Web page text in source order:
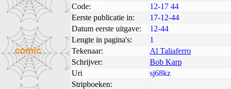
Code:
12-17 44
Eerste publicatie in:
17-12-44
Datum eerste uitgave:
12-44
Lengte in pagina's:
1
Tekenaar:
Al Taliaferro
Schrijver:
Bob Karp
Uri
sj68kz
Stripboeken: